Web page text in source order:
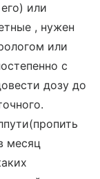
или
, нужен
или
с
дозу до
месяц